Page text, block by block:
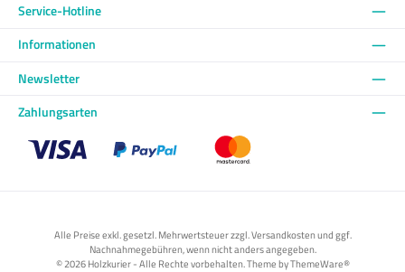
Service-Hotline
Informationen
Newsletter
Zahlungsarten
Alle Preise exkl. gesetzl. Mehrwertsteuer zzgl. Versandkosten und ggf.
Nachnahmegebühren, wenn nicht anders angegeben.
© 2026 Holzkurier - Alle Rechte vorbehalten. Theme byThemeWare®